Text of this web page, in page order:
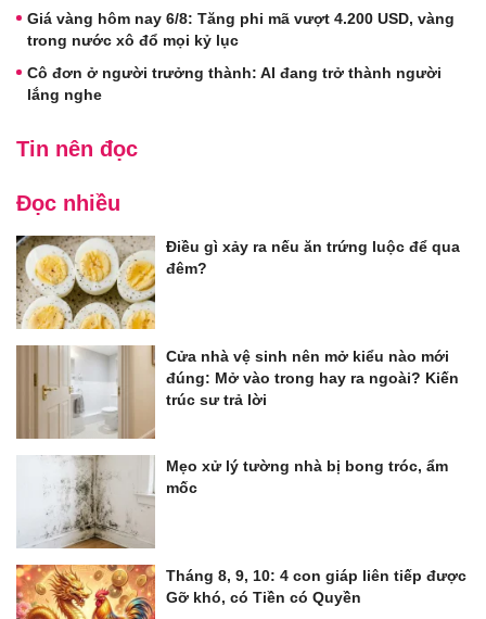
Giá vàng hôm nay 6/8: Tăng phi mã vượt 4.200 USD, vàng
trong nước xô đổ mọi kỷ lục
Cô đơn ở người trưởng thành: AI đang trở thành người
lắng nghe
Tin nên đọc
Đọc nhiều
Điều gì xảy ra nếu ăn trứng luộc để qua
đêm?
Cửa nhà vệ sinh nên mở kiểu nào mới
đúng: Mở vào trong hay ra ngoài? Kiến
trúc sư trả lời
Mẹo xử lý tường nhà bị bong tróc, ẩm
mốc
Tháng 8, 9, 10: 4 con giáp liên tiếp được
Gỡ khó, có Tiền có Quyền